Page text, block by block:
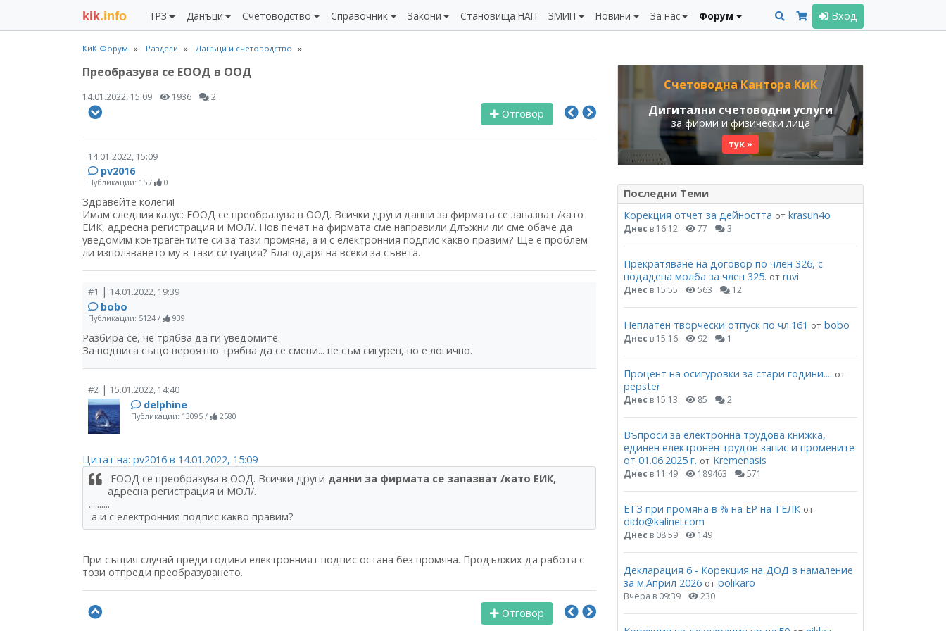
kik.info ТРЗ Данъци Счетоводство Справочник Закони Становища НАП ЗМИП Новини За нас Форум Вход
КиК Форум Раздели Данъци и счетоводство
Преобразува се ЕООД в ООД
14.01.2022, 15:09 1936 2
Отговор
14.01.2022, 15:09
pv2016
Публикации: 15 / 0
Здравейте колеги!
Имам следния казус: ЕООД се преобразува в ООД. Всички други данни за фирмата се запазват /като
ЕИК, адресна регистрация и МОЛ/. Нов печат на фирмата сме направили.Длъжни ли сме обаче да
уведомим контрагентите си за тази промяна, а и с електронния подпис какво правим? Ще е проблем
ли използването му в тази ситуация? Благодаря на всеки за съвета.
#1 | 14.01.2022, 19:39
bobo
Публикации: 5124 / 939
Разбира се, че трябва да ги уведомите.
За подписа също вероятно трябва да се смени... не съм сигурен, но е логично.
#2 | 15.01.2022, 14:40
delphine
Публикации: 13095 / 2580
Цитат на: pv2016 в 14.01.2022, 15:09
ЕООД се преобразува в ООД. Всички други данни за фирмата се запазват /като ЕИК,
адресна регистрация и МОЛ/.
..........
а и с електронния подпис какво правим?
При същия случай преди години електронният подпис остана без промяна. Продължих да работя с
този отпреди преобразуването.
Отговор
Счетоводна Кантора КиК
Дигитални счетоводни услуги
за фирми и физически лица
тук »
Последни Теми
Корекция отчет за дейността от krasun4o
Днес в 16:12 77 3
Прекратяване на договор по член 326, с
подадена молба за член 325. от ruvi
Днес в 15:55 563 12
Неплатен творчески отпуск по чл.161 от bobo
Днес в 15:16 92 1
Процент на осигуровки за стари години.... от
pepster
Днес в 15:13 85 2
Въпроси за електронна трудова книжка,
единен електронен трудов запис и промените
от 01.06.2025 г. от Kremenasis
Днес в 11:49 189463 571
ЕТЗ при промяна в % на ЕР на ТЕЛК от
dido@kalinel.com
Днес в 08:59 149
Декларация 6 - Корекция на ДОД в намаление
за м.Април 2026 от polikaro
Вчера в 09:39 230